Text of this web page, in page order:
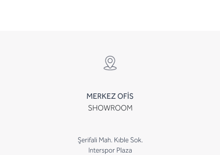
MERKEZ OFİS
SHOWROOM
Şerifali Mah. Kıble Sok.
Interspor Plaza